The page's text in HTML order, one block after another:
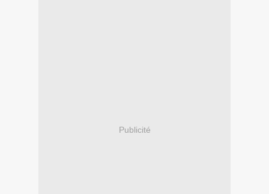
Publicité